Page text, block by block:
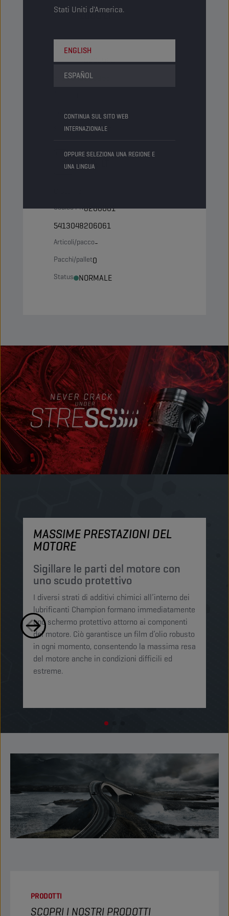
Stati Uniti d'America.
ENGLISH
ESPAÑOL
CONTINUA SUL SITO WEB
INTERNAZIONALE
OPPURE SELEZIONA UNA REGIONE E
UNA LINGUA
1000 LT
8205965
5413048205965
1
Status NORMALE
Bulk LT
Codice PN8206061
5413048206061
Articoli/pacco-
Pacchi/pallet0
Status NORMALE
MASSIME PRESTAZIONI DEL
MOTORE
Sigillare le parti del motore con
uno scudo protettivo
I diversi strati di additivi chimici all’interno dei
lubrificanti Champion formano immediatamente
uno schermo protettivo attorno ai componenti
del motore. Ciò garantisce un film d’olio robusto
in ogni momento, consentendo la massima resa
del motore anche in condizioni difficili ed
estreme. ​​
PRODOTTI
SCOPRI I NOSTRI PRODOTTI